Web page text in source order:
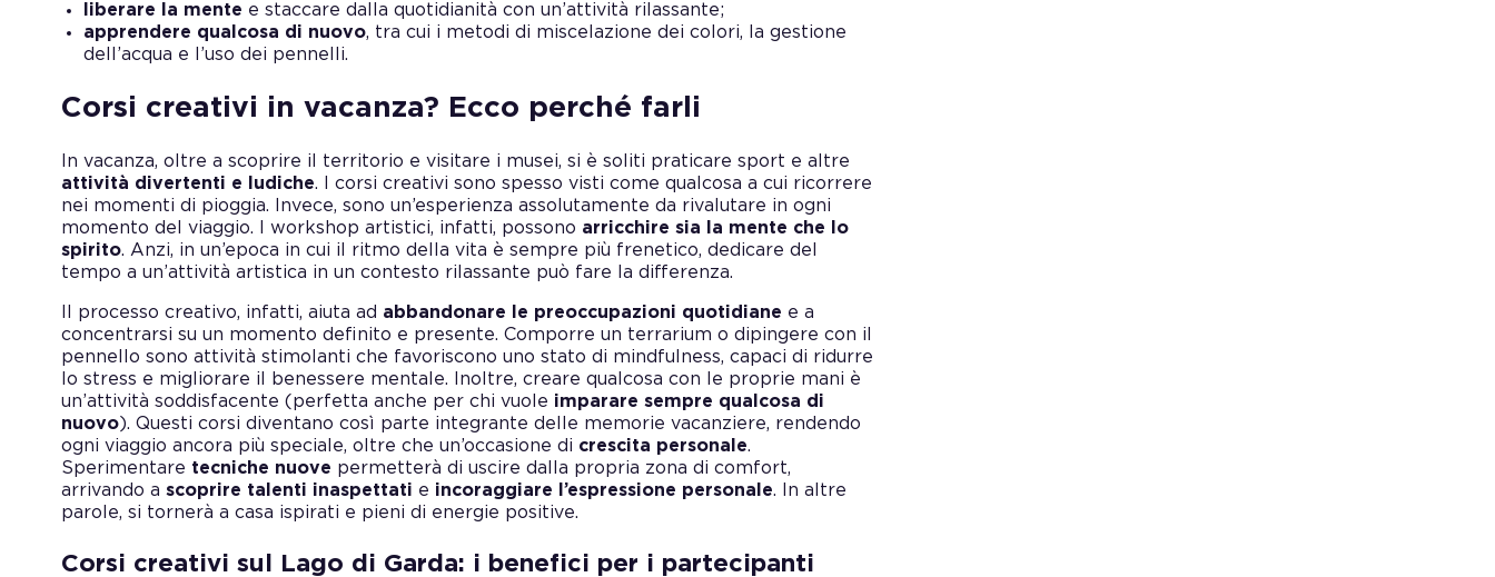
liberare la mente e staccare dalla quotidianità con un’attività rilassante;
apprendere qualcosa di nuovo, tra cui i metodi di miscelazione dei colori, la gestione
dell’acqua e l’uso dei pennelli.
Corsi creativi in vacanza? Ecco perché farli
In vacanza, oltre a scoprire il territorio e visitare i musei, si è soliti praticare sport e altre
attività divertenti e ludiche. I corsi creativi sono spesso visti come qualcosa a cui ricorrere
nei momenti di pioggia. Invece, sono un’esperienza assolutamente da rivalutare in ogni
momento del viaggio. I workshop artistici, infatti, possono arricchire sia la mente che lo
spirito. Anzi, in un’epoca in cui il ritmo della vita è sempre più frenetico, dedicare del
tempo a un’attività artistica in un contesto rilassante può fare la differenza.
Il processo creativo, infatti, aiuta ad abbandonare le preoccupazioni quotidiane e a
concentrarsi su un momento definito e presente. Comporre un terrarium o dipingere con il
pennello sono attività stimolanti che favoriscono uno stato di mindfulness, capaci di ridurre
lo stress e migliorare il benessere mentale. Inoltre, creare qualcosa con le proprie mani è
un’attività soddisfacente (perfetta anche per chi vuole imparare sempre qualcosa di
nuovo). Questi corsi diventano così parte integrante delle memorie vacanziere, rendendo
ogni viaggio ancora più speciale, oltre che un’occasione di crescita personale.
Sperimentare tecniche nuove permetterà di uscire dalla propria zona di comfort,
arrivando a scoprire talenti inaspettati e incoraggiare l’espressione personale. In altre
parole, si tornerà a casa ispirati e pieni di energie positive.
Corsi creativi sul Lago di Garda: i benefici per i partecipanti